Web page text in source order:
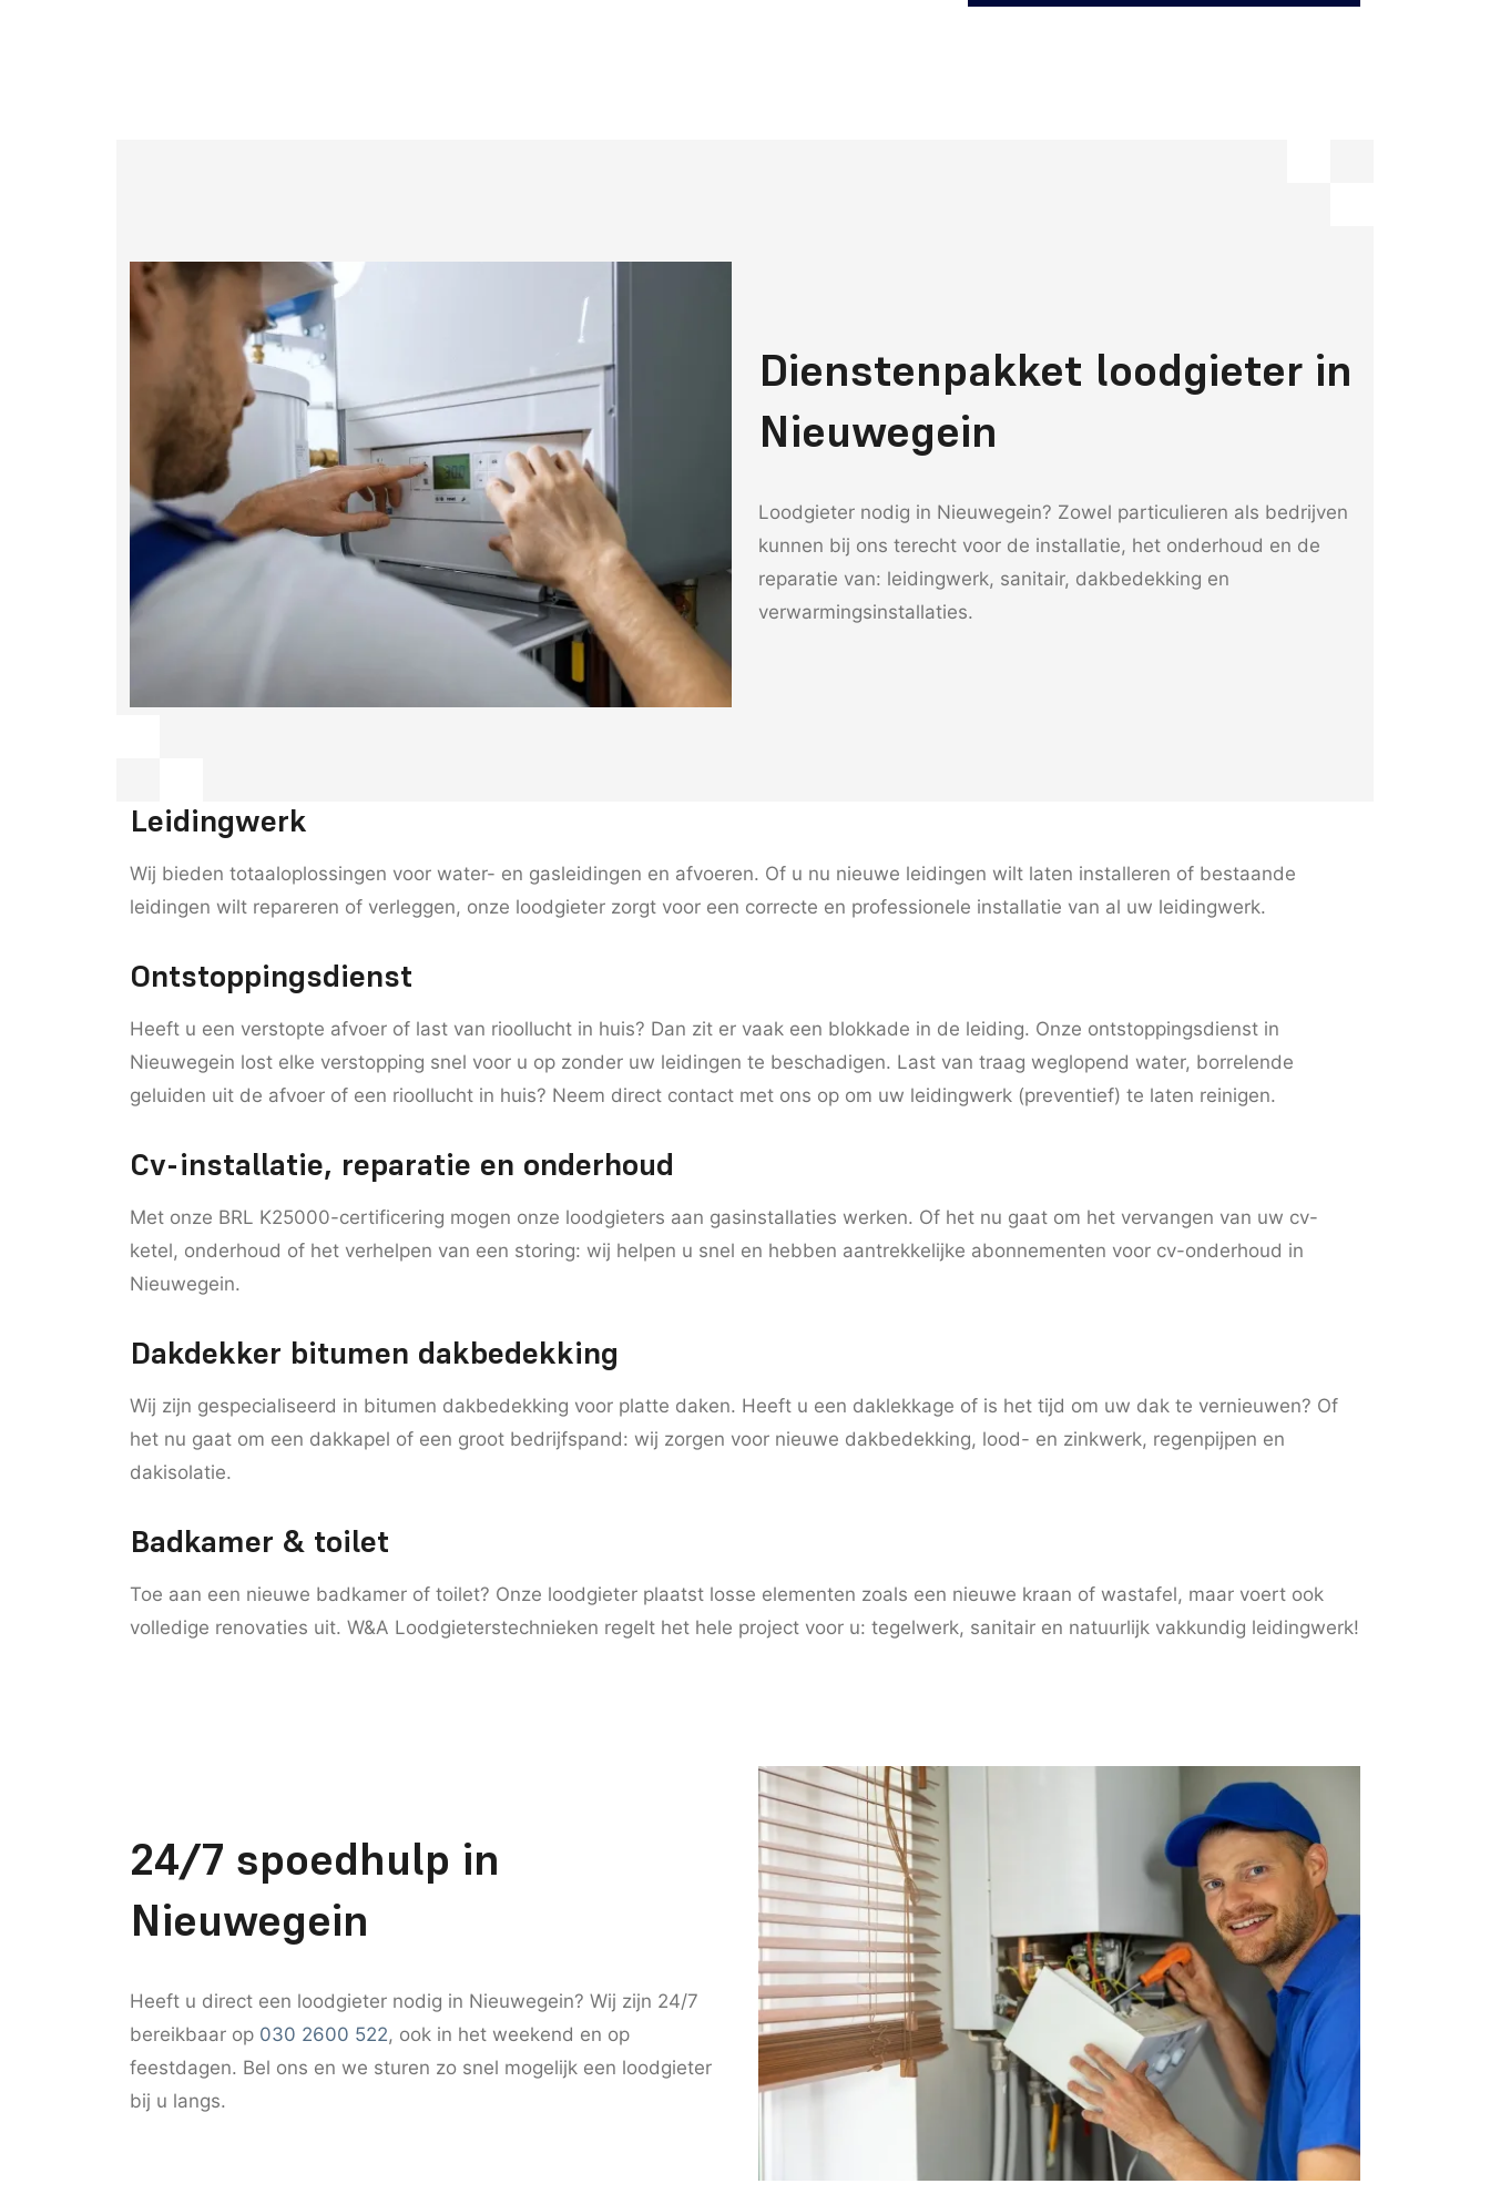
Dienstenpakket loodgieter in
Nieuwegein
Loodgieter nodig in Nieuwegein? Zowel particulieren als bedrijven
kunnen bij ons terecht voor de installatie, het onderhoud en de
reparatie van: leidingwerk, sanitair, dakbedekking en
verwarmingsinstallaties.
Leidingwerk
Wij bieden totaaloplossingen voor water- en gasleidingen en afvoeren. Of u nu nieuwe leidingen wilt laten installeren of bestaande
leidingen wilt repareren of verleggen, onze loodgieter zorgt voor een correcte en professionele installatie van al uw leidingwerk.
Ontstoppingsdienst
Heeft u een verstopte afvoer of last van rioollucht in huis? Dan zit er vaak een blokkade in de leiding. Onze ontstoppingsdienst in
Nieuwegein lost elke verstopping snel voor u op zonder uw leidingen te beschadigen. Last van traag weglopend water, borrelende
geluiden uit de afvoer of een rioollucht in huis? Neem direct contact met ons op om uw leidingwerk (preventief) te laten reinigen.
Cv-installatie, reparatie en onderhoud
Met onze BRL K25000-certificering mogen onze loodgieters aan gasinstallaties werken. Of het nu gaat om het vervangen van uw cv-
ketel, onderhoud of het verhelpen van een storing: wij helpen u snel en hebben aantrekkelijke abonnementen voor cv-onderhoud in
Nieuwegein.
Dakdekker bitumen dakbedekking
Wij zijn gespecialiseerd in bitumen dakbedekking voor platte daken. Heeft u een daklekkage of is het tijd om uw dak te vernieuwen? Of
het nu gaat om een dakkapel of een groot bedrijfspand: wij zorgen voor nieuwe dakbedekking, lood- en zinkwerk, regenpijpen en
dakisolatie.
Badkamer & toilet
Toe aan een nieuwe badkamer of toilet? Onze loodgieter plaatst losse elementen zoals een nieuwe kraan of wastafel, maar voert ook
volledige renovaties uit. W&A Loodgieterstechnieken regelt het hele project voor u: tegelwerk, sanitair en natuurlijk vakkundig leidingwerk!
24/7 spoedhulp in
Nieuwegein
Heeft u direct een loodgieter nodig in Nieuwegein? Wij zijn 24/7
bereikbaar op 030 2600 522, ook in het weekend en op
feestdagen. Bel ons en we sturen zo snel mogelijk een loodgieter
bij u langs.